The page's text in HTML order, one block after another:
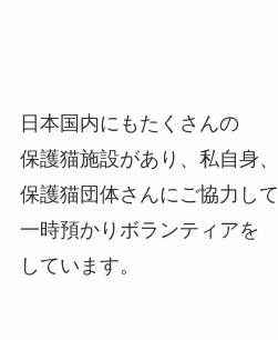
日本国内にもたくさんの
保護猫施設があり、私自身、
保護猫団体さんにご協力して
一時預かりボランティアを
しています。